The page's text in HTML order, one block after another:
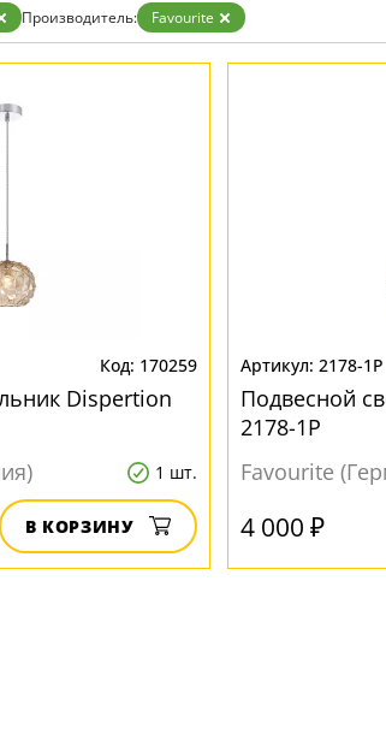
Бронза
Золото
Прозрачные
Производитель: Favourite
170259
Dispertion
1 шт.
В КОРЗИНУ
2178-1P
Подвесной
2178-1P
Favourite
4 000 ₽